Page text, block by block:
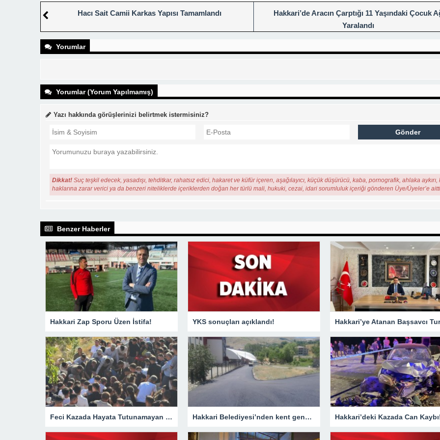
Hacı Sait Camii Karkas Yapısı Tamamlandı
Hakkari’de Aracın Çarptığı 11 Yaşındaki Çocuk
Yaralandı
Yorumlar
Yorumlar (Yorum Yapılmamış)
Yazı hakkında görüşlerinizi belirtmek istermisiniz?
Dikkat! Suç teşkil edecek, yasadışı, tehditkar, rahatsız edici, hakaret ve küfür içeren, aşağılayıcı, küçük düşürücü, kaba, pornografik, ahlaka aykırı,
haklarına zarar verici ya da benzeri niteliklerde içeriklerden doğan her türlü mali, hukuki, cezai, idari sorumluluk içeriği gönderen Üye/Üyeler’e
Benzer Haberler
Hakkari Zap Sporu Üzen İstifa! YKS sonuçları açıklandı!
Feci Kazada Hayata Tutunamayan Ertunç Toprağa Verildi Hakkari Belediyesi’nden kent genelinde yoğun asfalt mesaisi Hakkari’deki Kazada Can